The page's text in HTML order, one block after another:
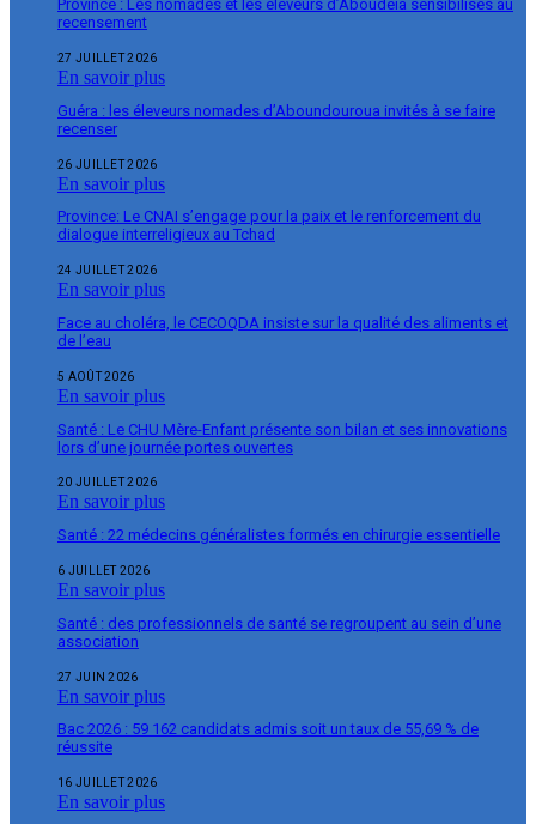
Province : Les nomades et les éleveurs d’Aboudeïa sensibilisés au
recensement
27 JUILLET 2026
En savoir plus
Guéra : les éleveurs nomades d’Aboundouroua invités à se faire
recenser
26 JUILLET 2026
En savoir plus
Province: Le CNAI s’engage pour la paix et le renforcement du
dialogue interreligieux au Tchad
24 JUILLET 2026
En savoir plus
Face au choléra, le CECOQDA insiste sur la qualité des aliments et
de l’eau
5 AOÛT 2026
En savoir plus
Santé : Le CHU Mère-Enfant présente son bilan et ses innovations
lors d’une journée portes ouvertes
20 JUILLET 2026
En savoir plus
Santé : 22 médecins généralistes formés en chirurgie essentielle
6 JUILLET 2026
En savoir plus
Santé : des professionnels de santé se regroupent au sein d’une
association
27 JUIN 2026
En savoir plus
Bac 2026 : 59 162 candidats admis soit un taux de 55,69 % de
réussite
16 JUILLET 2026
En savoir plus